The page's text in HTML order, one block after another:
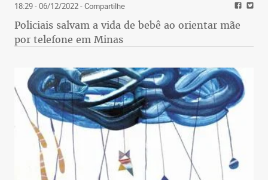
18:29 - 06/12/2022- Compartilhe
Policiais salvam a vida de bebê ao orientar mãe
por telefone em Minas